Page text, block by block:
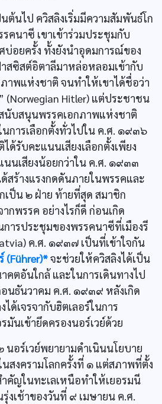
นไป ควิสลิงเริ่มมีความสัมพันธ์โก
คนาซี เขาเข้าร่วมประชุมกับ
อยครั้ง ทั้งยังนำอุดมการณ์ของ
สซิสต์อิตาลีมาหล่อหลอมเข้ากับ
าพแห่งชาติ จนทำให้เขาได้ชื่อว่า
(Norwegian Hitler) แต่ประชาชน
นับสนุนพรรคเอกภาพแห่งชาติ
นการเลือกตั้งทั่วไปใน ค.ศ. ๑๙๓๖
ด้รับคะแนนเสียงเลือกตั้งเพียง
นเสียงน้อยกว่าใน ค.ศ. ๑๙๓๓
สร้างแรงกดดันภายในพรรคและ
ป็น ๒ ฝ่าย ท้ายที่สุด สมาชิก
กพรรค อย่างไรก็ดี ก่อนเกิด
การประชุมของพรรคนาซีที่เมืองรี
ค.ศ. ๑๙๓๗ เป็นที่เข้าใจกัน
(Führer)*จะช่วยให้ควิสลิงได้เป็น
คตอันใกล้ และในการเดินทางไป
อนธันวาคม ค.ศ. ๑๙๓๙ หลังเกิด
ได้เจรจากับฮิตเลอร์ในการ
มันเข้ายึดครองนอร์เวย์ด้วย
นอร์เวย์พยายามดำเนินนโยบาย
นสงครามโลกครั้งที่ ๑ แต่สภาพที่ตั้ง
คัญในทะเลเหนือทำให้เยอรมนี
รุ่งเช้าของวันที่ ๙ เมษายน ค.ศ.